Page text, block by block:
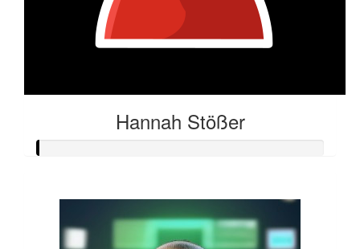
Hannah Stößer